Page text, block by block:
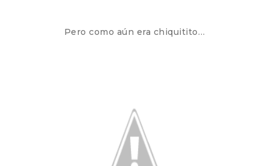
Pero como aún era chiquitito…